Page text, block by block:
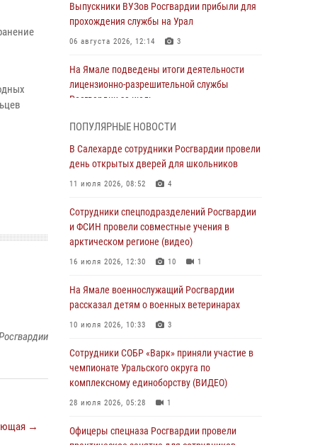
→
Выпускники ВУЗов Росгвардии прибыли для
прохождения службы на Урал
06 августа 2026, 12:14 3
На Ямале подведены итоги деятельности
лицензионно-разрешительной службы
Росгвардии за июль
Росгвардия обеспечила общественный
порядок в период празднования Дня ВДВ на
Генерал-полковник Юрий Аверин выступил на
Всероссийском молодёжном
образовательном форуме «Территория
03 августа 2026, 06:54 2
Директор Росгвардии Герой России генерал
специалистов подразделений тыла с
профессиональным праздником
01 августа 2026, 11:28
мастерство на Ямале
ПОПУЛЯРНЫЕ НОВОСТИ
В Салехарде сотрудники Росгвардии провели
день открытых дверей для школьников
11 июля 2026, 08:52 4
Сотрудники спецподразделений Росгвардии
и ФСИН провели совместные учения в
арктическом регионе (видео)
16 июля 2026, 12:30 10 1
На Ямале военнослужащий Росгвардии
рассказал детям о военных ветеринарах
10 июля 2026, 10:33 3
Сотрудники СОБР «Варк» приняли участие в
чемпионате Уральского округа по
комплексному единоборству (ВИДЕО)
28 июля 2026, 05:28 1
Офицеры спецназа Росгвардии провели